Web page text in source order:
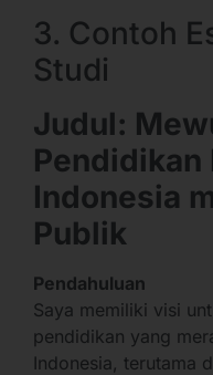
3. Contoh
Studi
Judul:
Indonesia
Publik
Pendahuluan
Saya memiliki visi
pendidikan yang
Indonesia, terutama